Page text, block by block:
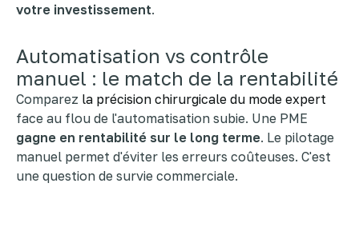
votre investissement.
Automatisation vs contrôle
manuel : le match de la rentabilité
Comparez la précision chirurgicale du mode expert
face au flou de l'automatisation subie. Une PME
gagne en rentabilité sur le long terme. Le pilotage
manuel permet d'éviter les erreurs coûteuses. C'est
une question de survie commerciale.